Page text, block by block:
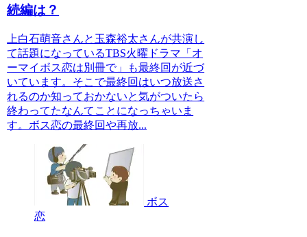
続編は？
上白石萌音さんと玉森裕太さんが共演し
て話題になっているTBS火曜ドラマ「オ
ーマイボス恋は別冊で」も最終回が近づ
いています。そこで最終回はいつ放送さ
れるのか知っておかないと気がついたら
終わってたなんてことになっちゃいま
す。ボス恋の最終回や再放...
ボス
恋